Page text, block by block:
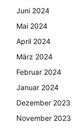
Juni 2024
Mai 2024
April 2024
März 2024
Februar 2024
Januar 2024
Dezember 2023
November 2023